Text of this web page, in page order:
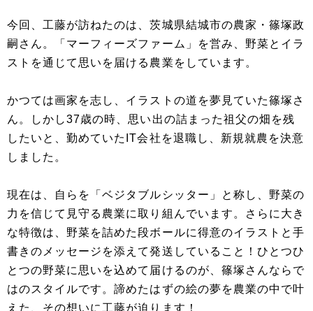
今回、工藤が訪ねたのは、茨城県結城市の農家・篠塚政
嗣さん。「マーフィーズファーム」を営み、野菜とイラ
ストを通じて思いを届ける農業をしています。
かつては画家を志し、イラストの道を夢見ていた篠塚さ
ん。しかし37歳の時、思い出の詰まった祖父の畑を残
したいと、勤めていたIT会社を退職し、新規就農を決意
しました。
現在は、自らを「ベジタブルシッター」と称し、野菜の
力を信じて見守る農業に取り組んでいます。さらに大き
な特徴は、野菜を詰めた段ボールに得意のイラストと手
書きのメッセージを添えて発送していること！ひとつひ
とつの野菜に思いを込めて届けるのが、篠塚さんならで
はのスタイルです。諦めたはずの絵の夢を農業の中で叶
えた、その想いに工藤が迫ります！